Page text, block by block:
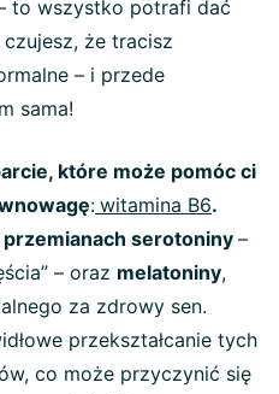
to wszystko potrafi dać
że tracisz
– i przede
sama!
które może pomóc ci
: witamina B6.
przemianach serotoniny –
– oraz melatoniny,
za zdrowy sen.
przekształcanie tych
co może przyczynić się